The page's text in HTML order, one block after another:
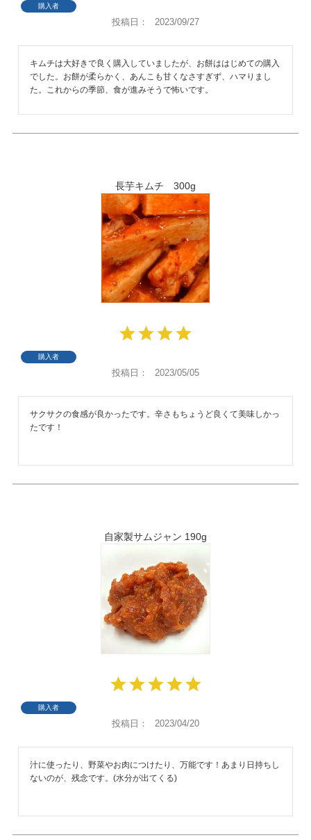
購入者
投稿日 2023/09/27
キムチは大好きで良く購入していましたが、お餅ははじめての購入
でした。お餅が柔らかく、あんこも甘くなさすぎず、ハマりまし
た。これからの季節、食が進みそうで怖いです。
長芋キムチ 300g
購入者
投稿日 2023/05/05
サクサクの食感が良かったです。辛さもちょうど良くて美味しかっ
たです！
自家製サムジャン 190g
購入者
投稿日 2023/04/20
汁に使ったり、野菜やお肉につけたり、万能です！あまり日持ちし
ないのが、残念です。(水分が出てくる)